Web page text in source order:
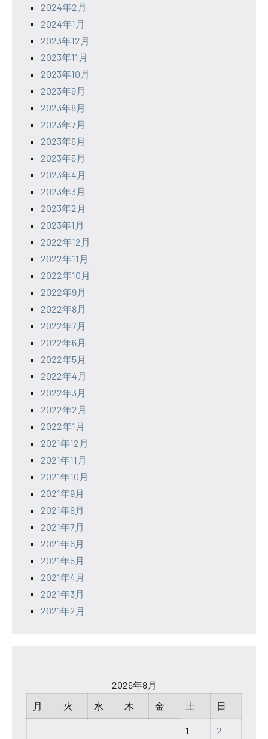
2024年2月
2024年1月
2023年12月
2023年11月
2023年10月
2023年9月
2023年8月
2023年7月
2023年6月
2023年5月
2023年4月
2023年3月
2023年2月
2023年1月
2022年12月
2022年11月
2022年10月
2022年9月
2022年8月
2022年7月
2022年6月
2022年5月
2022年4月
2022年3月
2022年2月
2022年1月
2021年12月
2021年11月
2021年10月
2021年9月
2021年8月
2021年7月
2021年6月
2021年5月
2021年4月
2021年3月
2021年2月
2026年8月
月
火 水 木 金 土 日
1 2